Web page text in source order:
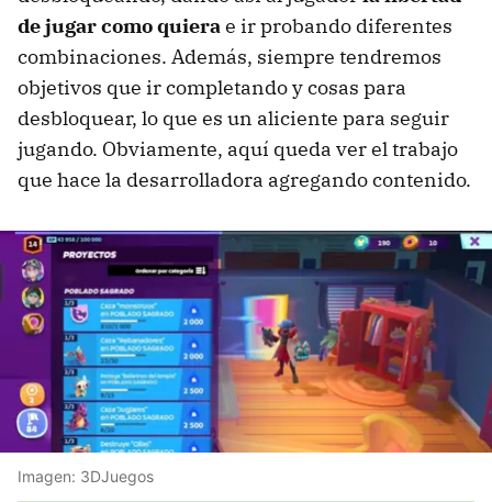
de jugar como quierae ir probando diferentes
combinaciones. Además, siempre tendremos
objetivos que ir completando y cosas para
desbloquear, lo que es un aliciente para seguir
jugando. Obviamente, aquí queda ver el trabajo
que hace la desarrolladora agregando contenido.
Imagen: 3DJuegos